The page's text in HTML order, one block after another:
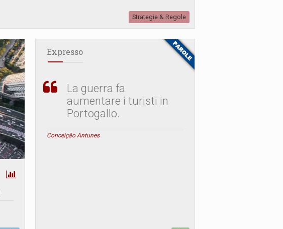
Strategie & Regole
Expresso
La guerra fa
aumentare i turisti in
Portogallo.
Conceição Antunes